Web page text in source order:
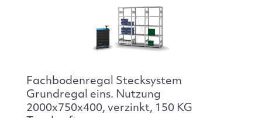
Fachbodenregal Stecksystem
Grundregal eins. Nutzung
2000x750x400, verzinkt, 150 KG